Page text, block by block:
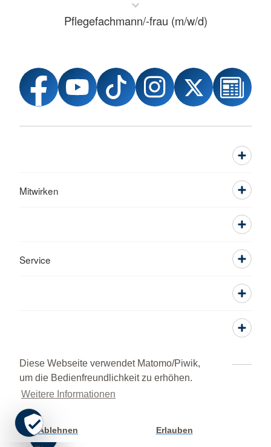
Cookie
Diese Webseite verwendet Matomo/Piwik,
um die Bedienfreundlichkeit zu erhöhen.
Weitere Informationen
Ablehnen Erlauben
Pflegefachmann/-frau (m/w/d)
Mitwirken
Service
Grundsatzerklärung nach LkSG
HINWEISGEBERPORTAL
© 2026 Kreisverband Kronach